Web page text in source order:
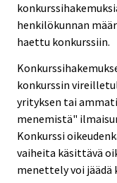
henkilökunnan
haettu konkurssiin.
konkurssin
yrityksen tai
menemistä"
Konkurssi
vaiheita käsittävä
menettely voi jäädä